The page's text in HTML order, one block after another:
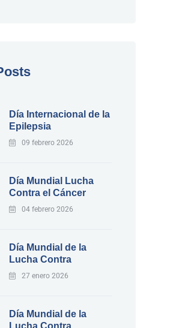
Día Internacional de la
Epilepsia
09 febrero 2026
Día Mundial Lucha
Contra el Cáncer
04 febrero 2026
Día Mundial de la
Lucha Contra
27 enero 2026
Día Mundial de la
Lucha Contra